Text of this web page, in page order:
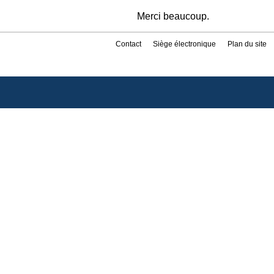
Merci beaucoup.
Contact Siège électronique Plan du site